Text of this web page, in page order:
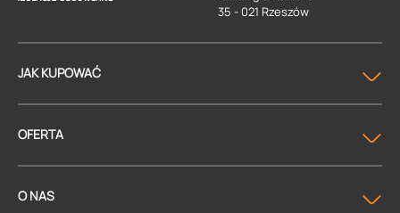
35 - 021 Rzeszów
JAK KUPOWAĆ
OFERTA
O NAS